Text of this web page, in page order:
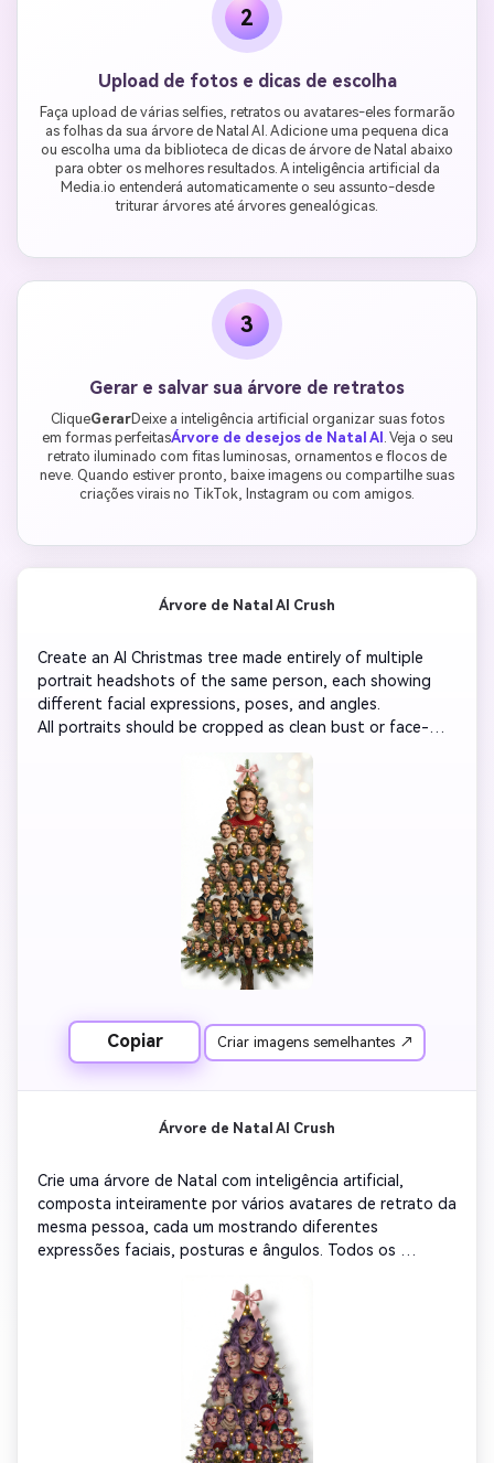
2
Upload de fotos e dicas de escolha
Faça upload de várias selfies, retratos ou avatares-eles formarão
as folhas da sua árvore de Natal AI. Adicione uma pequena dica
ou escolha uma da biblioteca de dicas de árvore de Natal abaixo
para obter os melhores resultados. A inteligência artificial da
Media.io entenderá automaticamente o seu assunto-desde
triturar árvores até árvores genealógicas.
3
Gerar e salvar sua árvore de retratos
CliqueGerarDeixe a inteligência artificial organizar suas fotos
em formas perfeitasÁrvore de desejos de Natal AI . Veja o seu
retrato iluminado com fitas luminosas, ornamentos e flocos de
neve. Quando estiver pronto, baixe imagens ou compartilhe suas
criações virais no TikTok, Instagram ou com amigos.
Árvore de Natal AI Crush
Create an AI Christmas tree made entirely of multiple
portrait headshots of the same person, each showing
different facial expressions, poses, and angles.
All portraits should be cropped as clean bust or face-
only cutouts with transparent backgrounds, arranged in
layers forming a Christmas tree silhouette.
Faces should not overlap too tightly—keep a natural
stacked arrangement with visible spacing and balanced
Add realistic pine branches and warm golden fairy lights
subtly wrapping around the tree.
Place a pink ribbon bow on top.
Background: plain white or light beige with soft festive
Estilo: ultra-realistic portrait collage, smooth edges,
text watermark, cropped forehead, distorted face, extra
body parts, strong shadow, background clutter, text
overlay, frame borders, low quality
Copiar Criar imagens semelhantes ↗
Árvore de Natal AI Crush
Crie uma árvore de Natal com inteligência artificial,
composta inteiramente por vários avatares de retrato da
mesma pessoa, cada um mostrando diferentes
expressões faciais, posturas e ângulos. Todos os
somente silhuetas de rostos, com fundos transparentes
e arranjos em camadas para formar o contorno de uma
árvore de Natal. Os rostos não devem se sobrepor muito
fortemente-mantenha um arranjo empilhado natural, com
espaçamento visível e composição equilibrada. Adicione
galhos de pinheiro realistas e luzes de fada douradas
quentes enroladas habilmente em torno da árvore.
Coloque um laço de fita rosa em cima. Fundo: branco